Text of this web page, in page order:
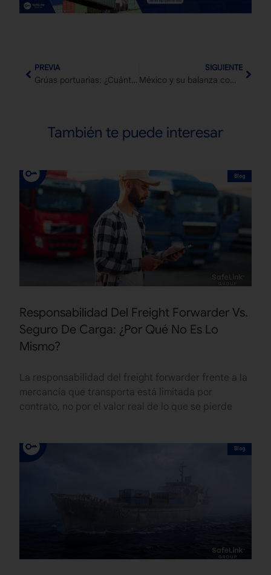
PREVIA
Grúas portuarias: ¿Cuántos tipos existen y cómo optimizan la logística marítima?
SIGUIENTE
México y su balanza comercial en 2025: ¿Qué implica para el comercio exterior?
También te puede interesar
Blog
Responsabilidad Del Freight Forwarder Vs.
Seguro De Carga: ¿Por Qué No Es Lo
Mismo?
La responsabilidad del freight forwarder frente a la
mercancía que transporta está limitada por
contrato, no por el valor real de lo que se pierde
Blog